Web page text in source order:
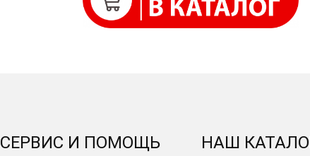
СЕРВИС И ПОМОЩЬ НАШ